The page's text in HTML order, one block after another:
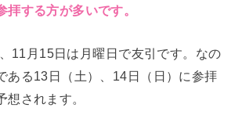
拝する方が多いです。
11月15日は月曜日で友引です。なの
ある13日（土）、14日（日）に参拝
想されます。